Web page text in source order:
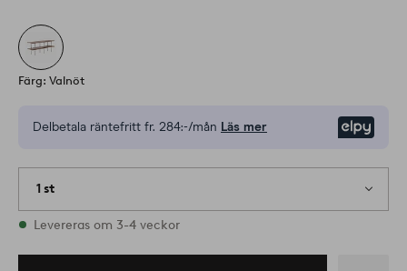
Färg: Valnöt
Delbetala räntefritt fr. 284:-/mån Läs mer
1 st
I lager
Levereras om 3-4 veckor